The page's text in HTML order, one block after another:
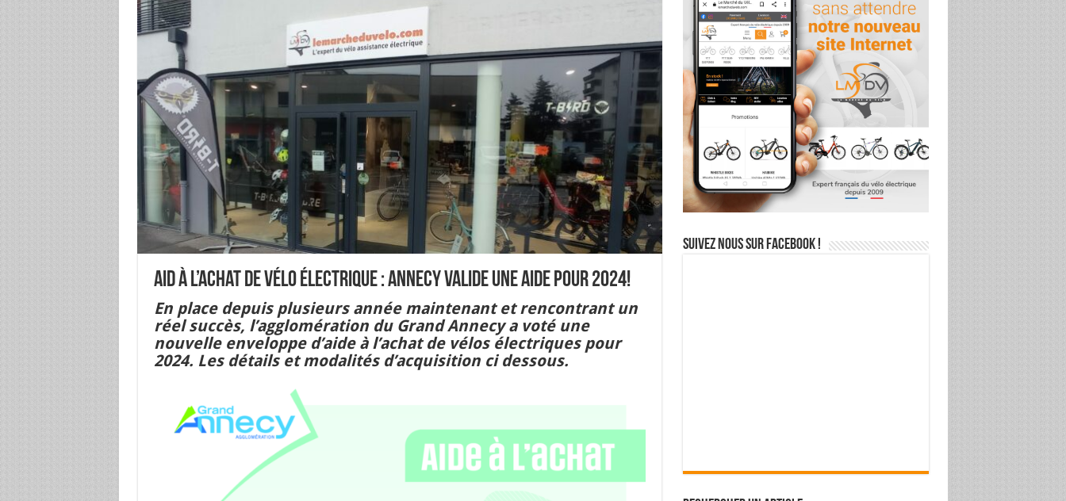
Aid à l’achat de vélo électrique : Annecy valide une aide pour 2024!
En place depuis plusieurs année maintenant et rencontrant un
réel succès, l’agglomération du Grand Annecy a voté une
nouvelle enveloppe d’aide à l’achat de vélos électriques pour
2024. Les détails et modalités d’acquisition ci dessous.
Suivez nous sur Facebook !